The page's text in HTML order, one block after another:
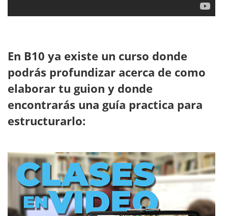
En B10 ya existe un curso donde
podrás profundizar acerca de como
elaborar tu guion y donde
encontrarás una guía practica para
estructurarlo: